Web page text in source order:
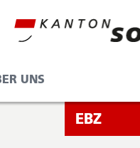
UNS
Sie
befinden
EBZ